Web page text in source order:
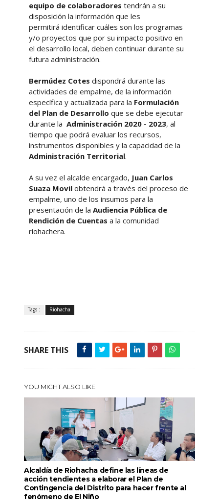
equipo de colaboradores tendrán a su
disposición la información que les
permitirá identificar cuáles son los programas
y/o proyectos que por su impacto positivo en
el desarrollo local, deben continuar durante su
futura administración.
Bermúdez Cotes dispondrá durante las
actividades de empalme, de la información
específica y actualizada para la Formulación
del Plan de Desarrollo que se debe ejecutar
durante la Administración 2020 - 2023, al
tiempo que podrá evaluar los recursos,
instrumentos disponibles y la capacidad de la
Administración Territorial.
A su vez el alcalde encargado, Juan Carlos
Suaza Movilobtendrá a través del proceso de
empalme, uno de los insumos para la
presentación de la Audiencia Pública de
Rendición de Cuentas a la comunidad
riohachera.
Tags : Riohacha
SHARE THIS
YOU MIGHT ALSO LIKE
Alcaldía de Riohacha define las líneas de
acción tendientes a elaborar el Plan de
Contingencia del Distrito para hacer frente al
fenómeno de El Niño